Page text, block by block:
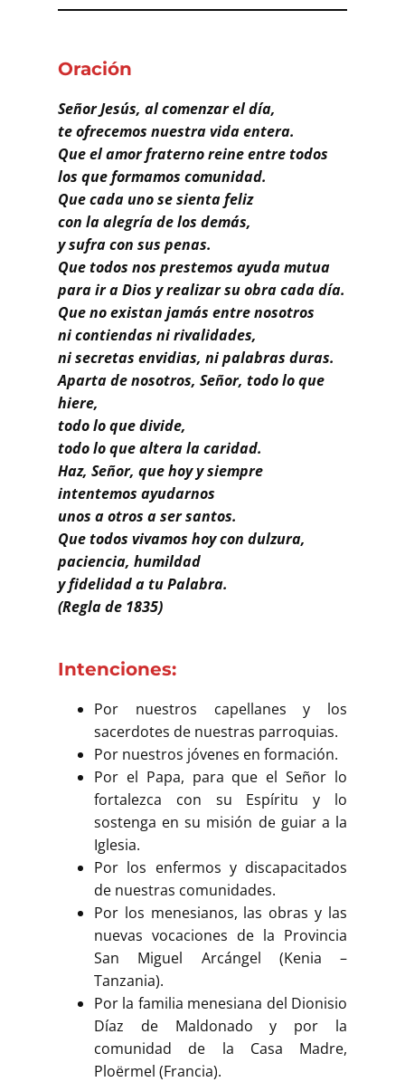
Oración
Señor Jesús, al comenzar el día,
te ofrecemos nuestra vida entera.
Que el amor fraterno reine entre todos
los que formamos comunidad.
Que cada uno se sienta feliz
con la alegría de los demás,
y sufra con sus penas.
Que todos nos prestemos ayuda mutua
para ir a Dios y realizar su obra cada día.
Que no existan jamás entre nosotros
ni contiendas ni rivalidades,
ni secretas envidias, ni palabras duras.
Aparta de nosotros, Señor, todo lo que
hiere,
todo lo que divide,
todo lo que altera la caridad.
Haz, Señor, que hoy y siempre
intentemos ayudarnos
unos a otros a ser santos.
Que todos vivamos hoy con dulzura,
paciencia, humildad
y fidelidad a tu Palabra.
(Regla de 1835)
Intenciones:
Por nuestros capellanes y los
sacerdotes de nuestras parroquias.
Por nuestros jóvenes en formación.
Por el Papa, para que el Señor lo
fortalezca con su Espíritu y lo
sostenga en su misión de guiar a la
Iglesia.
Por los enfermos y discapacitados
de nuestras comunidades.
Por los menesianos, las obras y las
nuevas vocaciones de la Provincia
San Miguel Arcángel (Kenia –
Tanzania).
Por la familia menesiana del Dionisio
Díaz de Maldonado y por la
comunidad de la Casa Madre,
Ploërmel (Francia).